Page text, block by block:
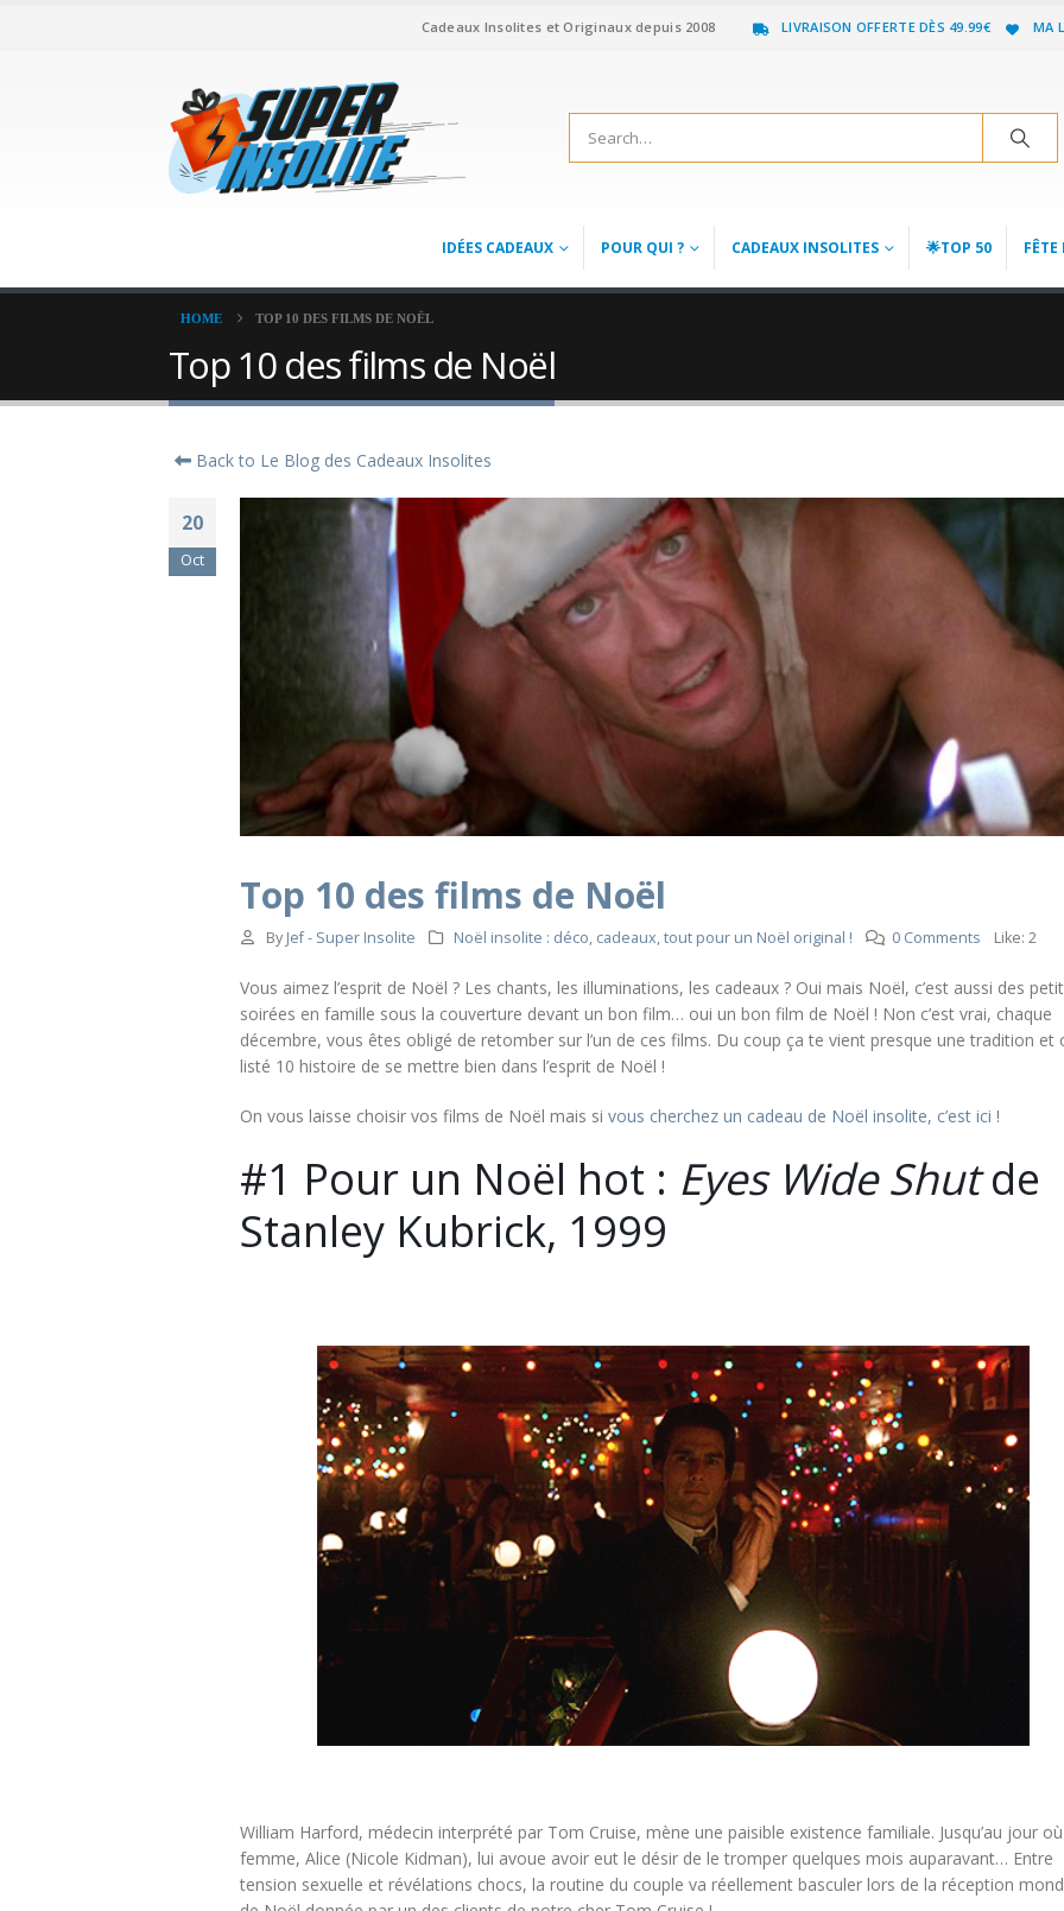
Cadeaux Insolites et Originaux depuis 2008 LIVRAISON OFFERTE DÈS 49.99€ MA
IDÉES CADEAUX POUR QUI ? CADEAUX INSOLITES 🌟TOP 50 FÊTE
HOME TOP 10 DES FILMS DE NOËL
Top 10 des films de Noël
Back to Le Blog des Cadeaux Insolites
20
Oct
Top 10 des films de Noël
By Jef - Super Insolite Noël insolite : déco, cadeaux, tout pour un Noël original ! 0 Comments Like: 2
Vous aimez l’esprit de Noël ? Les chants, les illuminations, les cadeaux ? Oui mais Noël, c’est aussi des
soirées en famille sous la couverture devant un bon film… oui un bon film de Noël ! Non c’est vrai, chaque
décembre, vous êtes obligé de retomber sur l’un de ces films. Du coup ça te vient presque une tradition et
listé 10 histoire de se mettre bien dans l’esprit de Noël !
On vous laisse choisir vos films de Noël mais si vous cherchez un cadeau de Noël insolite, c’est ici !
#1 Pour un Noël hot : Eyes Wide Shutde
Stanley Kubrick, 1999
William Harford, médecin interprété par Tom Cruise, mène une paisible existence familiale. Jusqu’au jour
femme, Alice (Nicole Kidman), lui avoue avoir eut le désir de le tromper quelques mois auparavant… Entre
tension sexuelle et révélations chocs, la routine du couple va réellement basculer lors de la réception